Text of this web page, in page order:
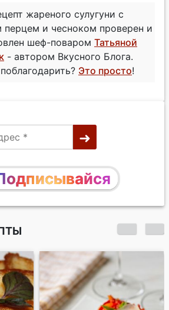
жареного сулугуни с
и чесноком проверен и
шеф-поваром Татьяной
- автором Вкусного Блога.
Это просто!
Сулугуни в лаваше